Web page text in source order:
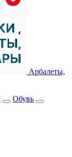
Арбалеты,
Обувь